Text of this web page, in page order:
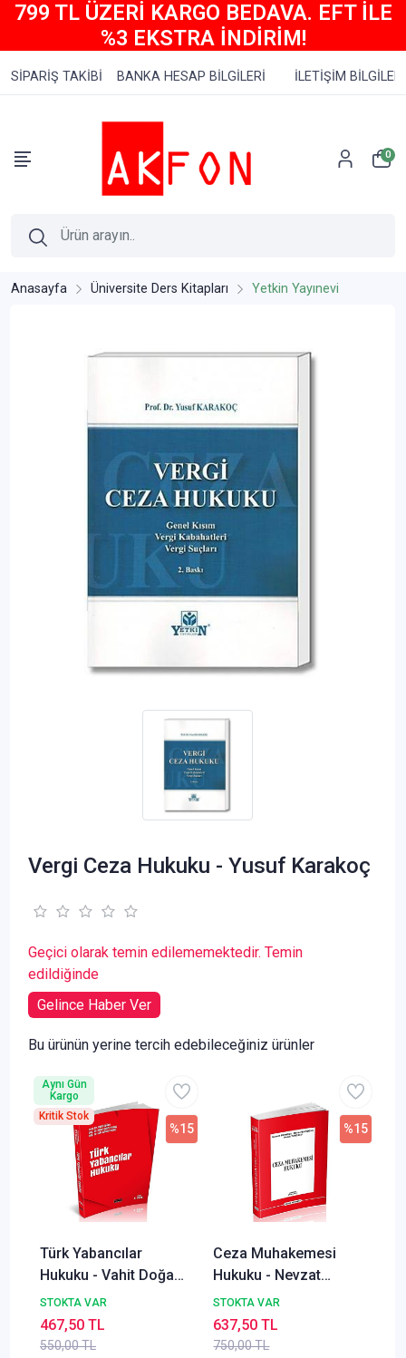
799 TL ÜZERİ KARGO BEDAVA. EFT İLE
%3 EKSTRA İNDİRİM!
SİPARİŞ TAKİBİ BANKA HESAP BİLGİLERİ İLETİŞİM BİLGİLERİ
0
Anasayfa Üniversite Ders Kitapları Yetkin Yayınevi
Vergi Ceza Hukuku - Yusuf Karakoç
Geçici olarak temin edilememektedir. Temin
edildiğinde
Gelince Haber Ver
Bu ürünün yerine tercih edebileceğiniz ürünler
Türk Yabancılar
Hukuku - Vahit Doğan,
Alper Çağrı Yılmaz,
Lale Ayhan İzmirli
STOKTA VAR
550,00 TL
%15
467,50 TL
Aynı Gün
Kargo
Kritik Stok
Ceza Muhakemesi
Hukuku - Nevzat
Toroslu, Haluk Toroslu
Metin Feyzioğlu Eylül
2025
STOKTA VAR
750,00 TL
%15
637,50 TL